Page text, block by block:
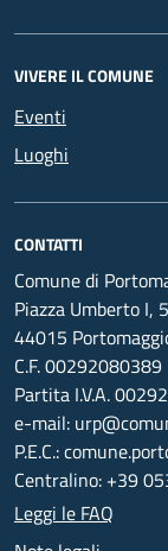
VIVERE IL COMUNE
Eventi
Luoghi
CONTATTI
Comune di
Piazza Umberto I, 5
44015
C.F. 00292080389
Partita I.V.A.
e-mail:
P.E.C.:
Centralino: +39
Leggi le FAQ